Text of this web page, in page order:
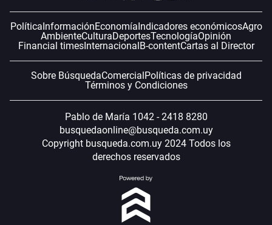
PolíticaInformaciónEconomíaIndicadores económicosAgro
AmbienteCulturaDeportesTecnologíaOpinión
Financial timesInternacionalB-contentCartas al Director
Sobre BúsquedaComercialPolíticas de privacidad
Términos y Condiciones
Pablo de María 1042 - 2418 8280
busquedaonline@busqueda.com.uy
Copyright busqueda.com.uy 2024 Todos los
derechos reservados